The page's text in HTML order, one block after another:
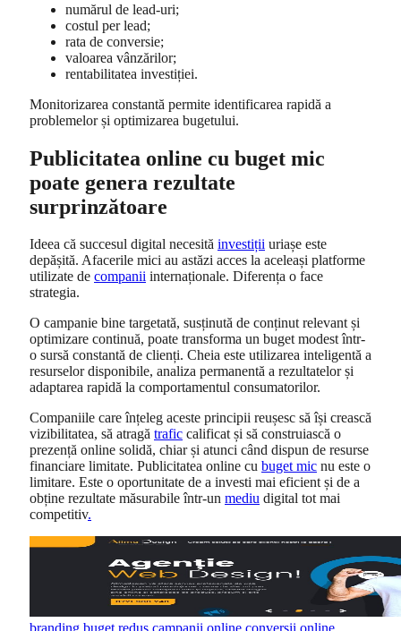
numărul de lead-uri;
costul per lead;
rata de conversie;
valoarea vânzărilor;
rentabilitatea investiției.
Monitorizarea constantă permite identificarea rapidă a
problemelor și optimizarea bugetului.
Publicitatea online cu buget mic
poate genera rezultate
surprinzătoare
Ideea că succesul digital necesită investiții uriașe este
depășită. Afacerile mici au astăzi acces la aceleași platforme
utilizate de companii internaționale. Diferența o face
strategia.
O campanie bine targetată, susținută de conținut relevant și
optimizare continuă, poate transforma un buget modest într-
o sursă constantă de clienți. Cheia este utilizarea inteligentă a
resurselor disponibile, analiza permanentă a rezultatelor și
adaptarea rapidă la comportamentul consumatorilor.
Companiile care înțeleg aceste principii reușesc să își crească
vizibilitatea, să atragă trafic calificat și să construiască o
prezență online solidă, chiar și atunci când dispun de resurse
financiare limitate. Publicitatea online cu buget mic nu este o
limitare. Este o oportunitate de a investi mai eficient și de a
obține rezultate măsurabile într-un mediu digital tot mai
competitiv.